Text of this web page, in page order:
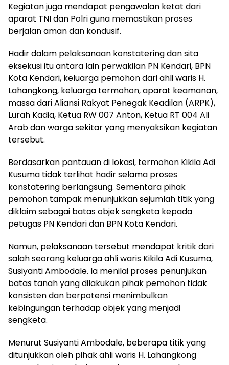
Kegiatan juga mendapat pengawalan ketat dari
aparat TNI dan Polri guna memastikan proses
berjalan aman dan kondusif.
Hadir dalam pelaksanaan konstatering dan sita
eksekusi itu antara lain perwakilan PN Kendari, BPN
Kota Kendari, keluarga pemohon dari ahli waris H.
Lahangkong, keluarga termohon, aparat keamanan,
massa dari Aliansi Rakyat Penegak Keadilan (ARPK),
Lurah Kadia, Ketua RW 007 Anton, Ketua RT 004 Ali
Arab dan warga sekitar yang menyaksikan kegiatan
tersebut.
Berdasarkan pantauan di lokasi, termohon Kikila Adi
Kusuma tidak terlihat hadir selama proses
konstatering berlangsung. Sementara pihak
pemohon tampak menunjukkan sejumlah titik yang
diklaim sebagai batas objek sengketa kepada
petugas PN Kendari dan BPN Kota Kendari.
Namun, pelaksanaan tersebut mendapat kritik dari
salah seorang keluarga ahli waris Kikila Adi Kusuma,
Susiyanti Ambodale. Ia menilai proses penunjukan
batas tanah yang dilakukan pihak pemohon tidak
konsisten dan berpotensi menimbulkan
kebingungan terhadap objek yang menjadi
sengketa.
Menurut Susiyanti Ambodale, beberapa titik yang
ditunjukkan oleh pihak ahli waris H. Lahangkong